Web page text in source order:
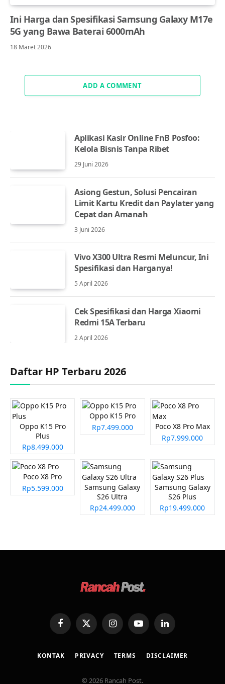
Ini Harga dan Spesifikasi Samsung Galaxy M17e
5G yang Bawa Baterai 6000mAh
18 Maret 2026
ADD A COMMENT
Aplikasi Kasir Online FnB Posfoo:
Kelola Bisnis Tanpa Ribet
29 Juni 2026
Asiong Gestun, Solusi Pencairan
Limit Kartu Kredit dan Paylater yang
Cepat dan Amanah
3 Juni 2026
Vivo X300 Ultra Resmi Meluncur, Ini
Spesifikasi dan Harganya!
5 April 2026
Cek Spesifikasi dan Harga Xiaomi
Redmi 15A Terbaru
2 April 2026
Daftar HP Terbaru 2026
Oppo K15 Pro
Plus
Rp8.499.000
Oppo K15 Pro
Rp7.499.000
Poco X8 Pro Max
Rp7.999.000
Poco X8 Pro
Rp5.599.000
Samsung Galaxy
S26 Ultra
Rp24.499.000
Samsung Galaxy
S26 Plus
Rp19.499.000
FacebookX
(Twitter)
InstagramYouTubeLinkedIn
KONTAK PRIVACY TERMS DISCLAIMER
© 2026 Rancah Post.